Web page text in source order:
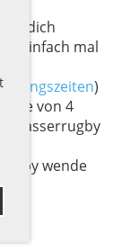
dich
einfach mal
)
von 4
wende